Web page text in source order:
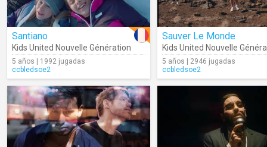
Santiano
Kids United Nouvelle Génération
5 años | 1992 jugadas
ccbledsoe2
Sauver Le Monde
Kids United Nouvelle
5 años | 2946 jugadas
ccbledsoe2